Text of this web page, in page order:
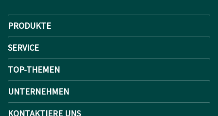
PRODUKTE
SERVICE
TOP-THEMEN
UNTERNEHMEN
KONTAKTIERE UNS